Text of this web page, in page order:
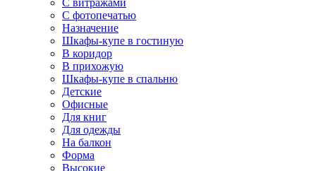
С витражами
С фотопечатью
Назначение
Шкафы-купе в гостиную
В коридор
В прихожую
Шкафы-купе в спальню
Детские
Офисные
Для книг
Для одежды
На балкон
Форма
Высокие